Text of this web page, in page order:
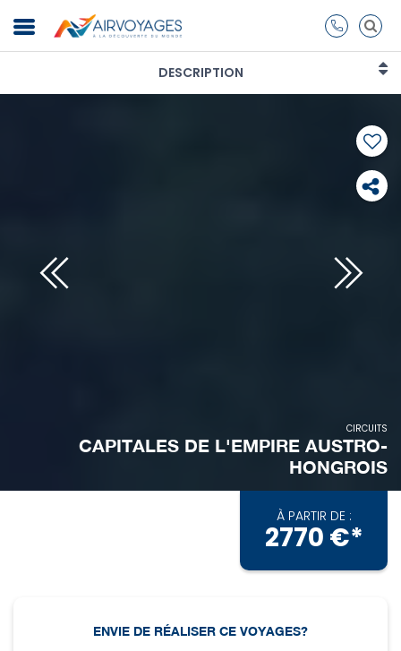
DESCRIPTION
CIRCUITS
CAPITALES DE L'EMPIRE AUSTRO-
HONGROIS
À PARTIR DE :
2770 €*
ENVIE DE RÉALISER CE VOYAGES?